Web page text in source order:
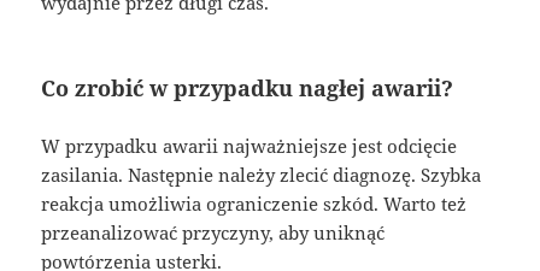
Co zrobić w przypadku nagłej awarii?
W przypadku awarii najważniejsze jest odcięcie
zasilania. Następnie należy zlecić diagnozę. Szybka
reakcja umożliwia ograniczenie szkód. Warto też
przeanalizować przyczyny, aby uniknąć
powtórzenia usterki.